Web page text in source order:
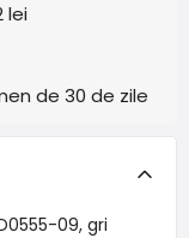
lei
de 30 de zile
09, gri